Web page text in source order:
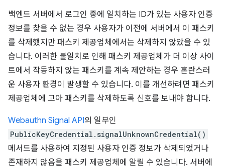
백엔드 서버에서 로그인 중에 일치하는 ID가 있는 사용자 인증
정보를 찾을 수 없는 경우 사용자가 이전에 서버에서 이 패스키
를 삭제했지만 패스키 제공업체에서는 삭제하지 않았을 수 있
습니다. 이러한 불일치로 인해 패스키 제공업체가 더 이상 사이
트에서 작동하지 않는 패스키를 계속 제안하는 경우 혼란스러
운 사용자 환경이 발생할 수 있습니다. 이를 개선하려면 패스키
제공업체에 고아 패스키를 삭제하도록 신호를 보내야 합니다.
Webauthn Signal API의 일부인
PublicKeyCredential.signalUnknownCredential()
메서드를 사용하여 지정된 사용자 인증 정보가 삭제되었거나
존재하지 않음을 패스키 제공업체에 알릴 수 있습니다. 서버에